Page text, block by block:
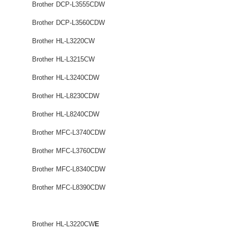
Brother DCP-L3555CDW
Brother DCP-L3560CDW
Brother HL-L3220CW
Brother HL-L3215CW
Brother HL-L3240CDW
Brother HL-L8230CDW
Brother HL-L8240CDW
Brother MFC-L3740CDW
Brother MFC-L3760CDW
Brother MFC-L8340CDW
Brother MFC-L8390CDW
Brother HL-L3220CWE